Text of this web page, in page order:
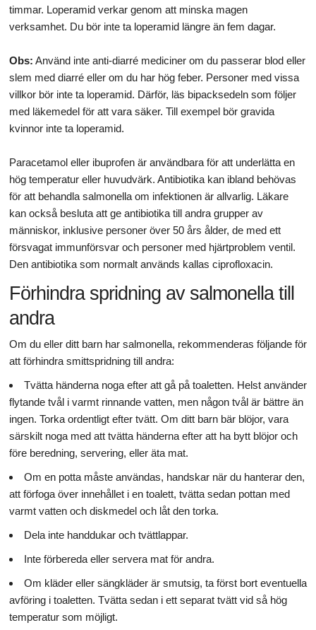
timmar. Loperamid verkar genom att minska magen
verksamhet. Du bör inte ta loperamid längre än fem dagar.
Obs: Använd inte anti-diarré mediciner om du passerar blod eller
slem med diarré eller om du har hög feber. Personer med vissa
villkor bör inte ta loperamid. Därför, läs bipacksedeln som följer
med läkemedel för att vara säker. Till exempel bör gravida
kvinnor inte ta loperamid.
Paracetamol eller ibuprofen är användbara för att underlätta en
hög temperatur eller huvudvärk. Antibiotika kan ibland behövas
för att behandla salmonella om infektionen är allvarlig. Läkare
kan också besluta att ge antibiotika till andra grupper av
människor, inklusive personer över 50 års ålder, de med ett
försvagat immunförsvar och personer med hjärtproblem ventil.
Den antibiotika som normalt används kallas ciprofloxacin.
Förhindra spridning av salmonella till
andra
Om du eller ditt barn har salmonella, rekommenderas följande för
att förhindra smittspridning till andra:
Tvätta händerna noga efter att gå på toaletten. Helst använder
flytande tvål i varmt rinnande vatten, men någon tvål är bättre än
ingen. Torka ordentligt efter tvätt. Om ditt barn bär blöjor, vara
särskilt noga med att tvätta händerna efter att ha bytt blöjor och
före beredning, servering, eller äta mat.
Om en potta måste användas, handskar när du hanterar den,
att förfoga över innehållet i en toalett, tvätta sedan pottan med
varmt vatten och diskmedel och låt den torka.
Dela inte handdukar och tvättlappar.
Inte förbereda eller servera mat för andra.
Om kläder eller sängkläder är smutsig, ta först bort eventuella
avföring i toaletten. Tvätta sedan i ett separat tvätt vid så hög
temperatur som möjligt.